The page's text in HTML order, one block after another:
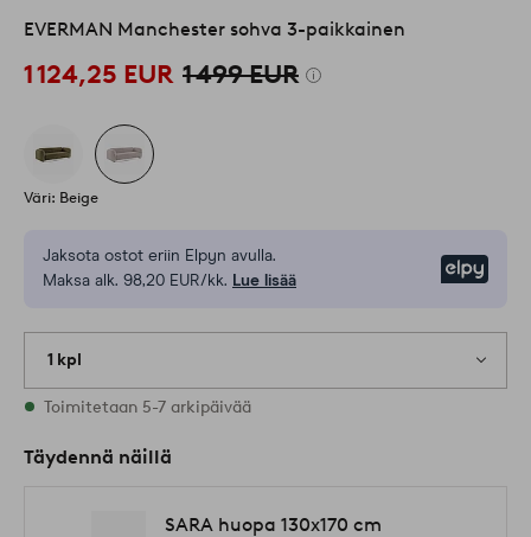
EVERMAN Manchester sohva 3-paikkainen
1 124,25 EUR 1 499 EUR
Väri: Beige
Jaksota ostot eriin Elpyn avulla.
Maksa alk. 98,20 EUR/kk. Lue lisää
1 kpl
Varastossa
Toimitetaan 5-7 arkipäivää
Täydennä näillä
SARA huopa 130x170 cm